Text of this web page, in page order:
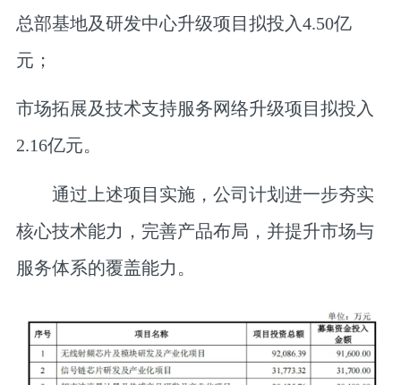
总部基地及研发中心升级项目拟投入4.50亿
元；
市场拓展及技术支持服务网络升级项目拟投入
2.16亿元。
通过上述项目实施，公司计划进一步夯实
核心技术能力，完善产品布局，并提升市场与
服务体系的覆盖能力。